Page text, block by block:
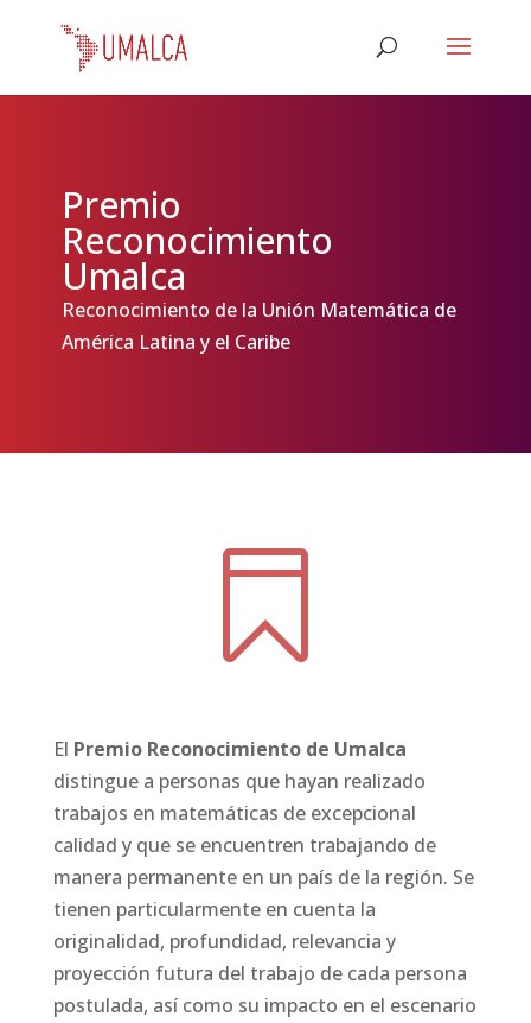
Premio
Reconocimiento
Umalca
Reconocimiento de la Unión Matemática de
América Latina y el Caribe

El Premio Reconocimiento de Umalca
distingue a personas que hayan realizado
trabajos en matemáticas de excepcional
calidad y que se encuentren trabajando de
manera permanente en un país de la región. Se
tienen particularmente en cuenta la
originalidad, profundidad, relevancia y
proyección futura del trabajo de cada persona
postulada, así como su impacto en el escenario